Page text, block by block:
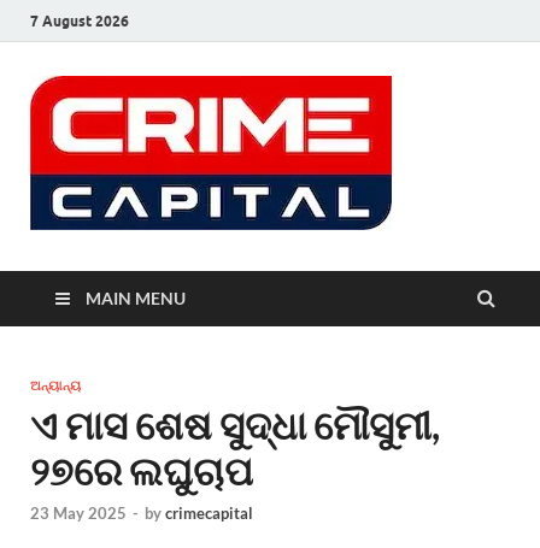
7 August 2026
MAIN MENU
ଅନ୍ୟାନ୍ୟ
ଏ ମାସ ଶେଷ ସୁଦ୍ଧା ମୌସୁମୀ,
୨୭ରେ ଲଘୁଚାପ
23 May 2025 - bycrimecapital